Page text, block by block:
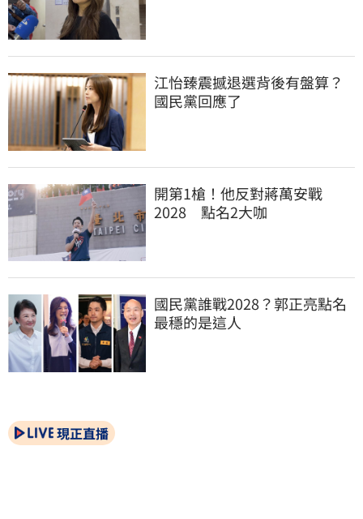
江怡臻震撼退選背後有盤算？
國民黨回應了
開第1槍！他反對蔣萬安戰
2028　點名2大咖
國民黨誰戰2028？郭正亮點名
最穩的是這人
現正直播